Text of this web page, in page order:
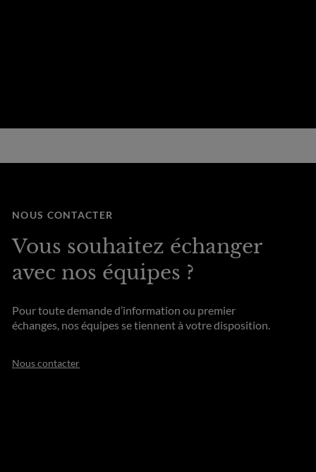
NOUS CONTACTER
Vous souhaitez échanger
avec nos équipes ?
Pour toute demande d’information ou premier
échanges, nos équipes se tiennent à votre disposition.
Nous contacter